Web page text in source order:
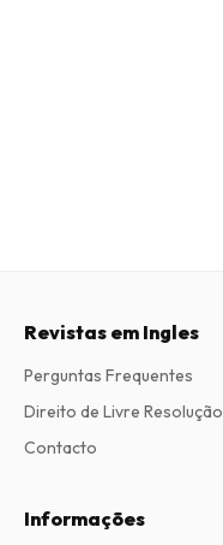
Revistas em Ingles
Perguntas Frequentes
Direito de Livre Resolução
Contacto
Informações